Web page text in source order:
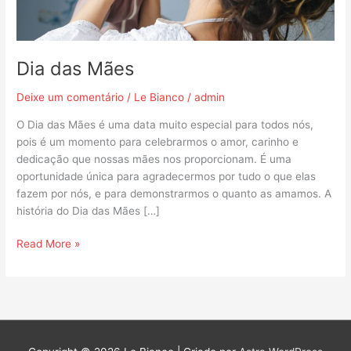
Dia das Mães
Deixe um comentário / Le Bianco /admin
O Dia das Mães é uma data muito especial para todos nós,
pois é um momento para celebrarmos o amor, carinho e
dedicação que nossas mães nos proporcionam. É uma
oportunidade única para agradecermos por tudo o que elas
fazem por nós, e para demonstrarmos o quanto as amamos. A
história do Dia das Mães […]
Read More »